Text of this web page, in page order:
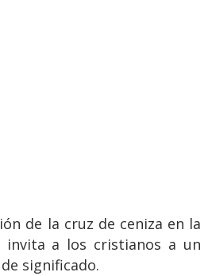
de la cruz de ceniza en la
a los cristianos a un
significado.